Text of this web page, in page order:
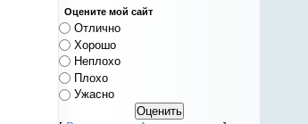
Оцените мой сайт
Отлично
Хорошо
Неплохо
Плохо
Ужасно